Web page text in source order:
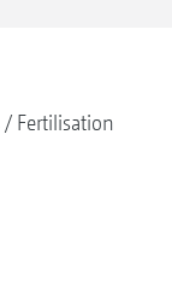
Fertilisation